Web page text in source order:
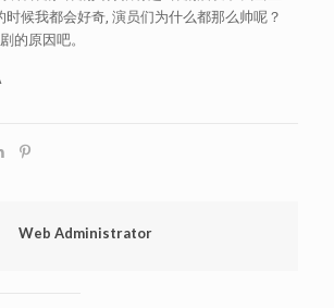
时候我都会好奇, 演员们为什么都那么帅呢？
的原因吧。
Web Administrator